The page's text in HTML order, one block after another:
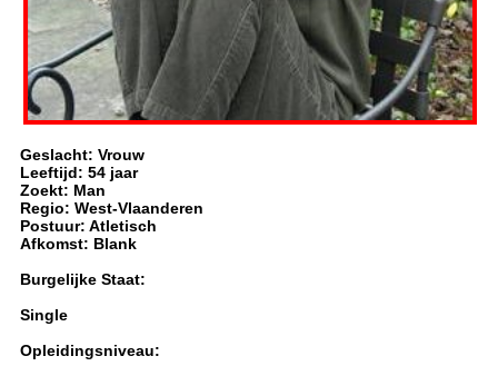
Geslacht: Vrouw
Leeftijd: 54 jaar
Zoekt: Man
Regio: West-Vlaanderen
Postuur: Atletisch
Afkomst: Blank
Burgelijke Staat:
Single
Opleidingsniveau: